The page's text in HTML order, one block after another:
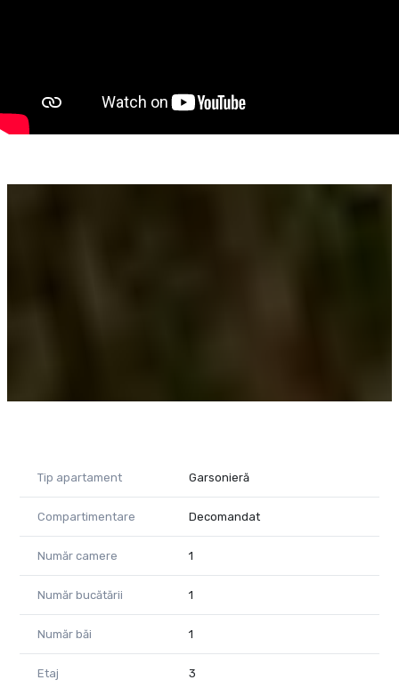
- transport în comun
- parcare mare, recent amenajată, lângă bloc
- spațiu de joacă amenajat pentru copii
investiții cu potențial bun de închiriere, această garsonieră
Tip apartament Garsonieră
Compartimentare Decomandat
Număr camere 1
Număr bucătării 1
Număr băi 1
Etaj 3